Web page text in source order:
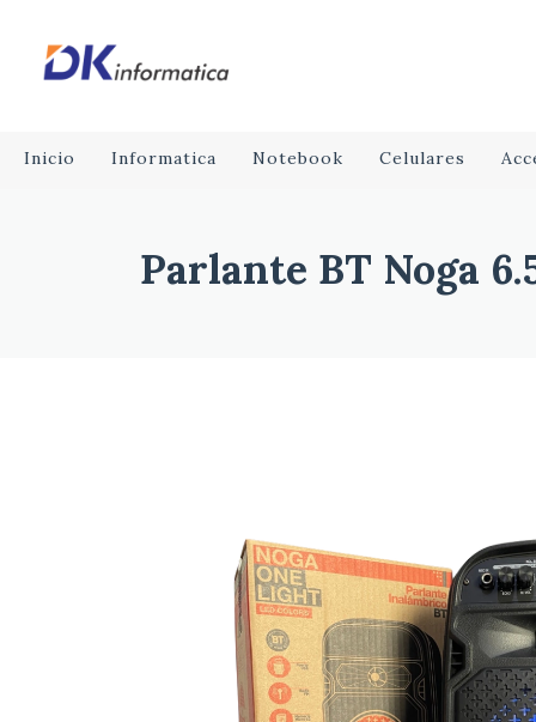
Inicio Informatica Notebook Celulares
Parlante BT Noga